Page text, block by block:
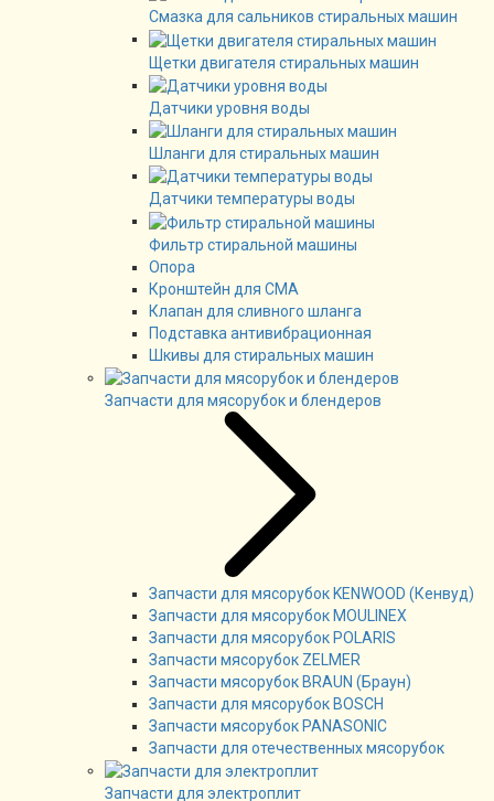
Смазка для сальников стиральных машин
Щетки двигателя стиральных машин
Датчики уровня воды
Шланги для стиральных машин
Датчики температуры воды
Фильтр стиральной машины
Опора
Кронштейн для СМА
Клапан для сливного шланга
Подставка антивибрационная
Шкивы для стиральных машин
Запчасти для мясорубок и блендеров
Запчасти для мясорубок KENWOOD (Кенвуд)
Запчасти для мясорубок MOULINEX
Запчасти для мясорубок POLARIS
Запчасти мясорубок ZELMER
Запчасти мясорубок BRAUN (Браун)
Запчасти для мясорубок BOSCH
Запчасти мясорубок PANASONIC
Запчасти для отечественных мясорубок
Запчасти для электроплит